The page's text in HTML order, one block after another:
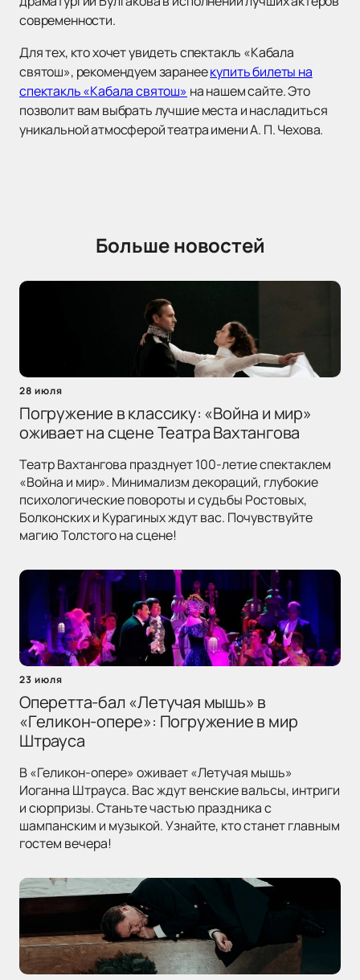
современности.
Для тех, кто хочет увидеть спектакль «Кабала
святош», рекомендуем заранеекупить билеты на
спектакль «Кабала святош» на нашем сайте. Это
позволит вам выбрать лучшие места и насладиться
уникальной атмосферой театра имени А. П. Чехова.
Больше новостей
28 июля
Погружение в классику: «Война и мир»
оживает на сцене Театра Вахтангова
Театр Вахтангова празднует 100-летие спектаклем
«Война и мир». Минимализм декораций, глубокие
психологические повороты и судьбы Ростовых,
Болконских и Курагиных ждут вас. Почувствуйте
магию Толстого на сцене!
23 июля
Оперетта-бал «Летучая мышь» в
«Геликон-опере»: Погружение в мир
Штрауса
В «Геликон-опере» оживает «Летучая мышь»
Иоганна Штрауса. Вас ждут венские вальсы, интриги
и сюрпризы. Станьте частью праздника с
шампанским и музыкой. Узнайте, кто станет главным
гостем вечера!